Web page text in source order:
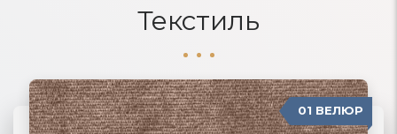
Текстиль
06 ЖАККАРД 01 ВЕЛЮР